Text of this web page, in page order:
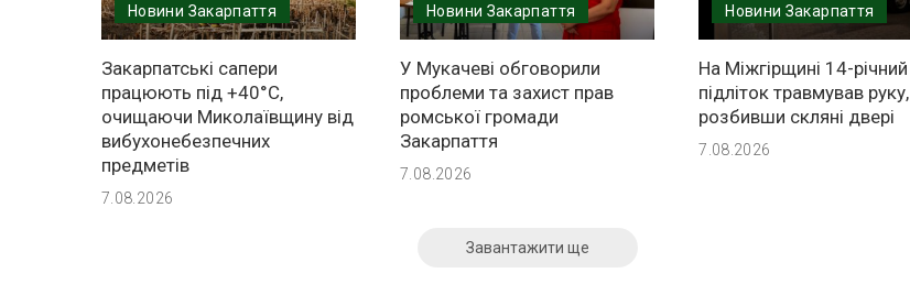
Новини Закарпаття
Закарпатські сапери
працюють під +40°C,
очищаючи Миколаївщину від
вибухонебезпечних
предметів
7.08.2026
Новини Закарпаття
У Мукачеві обговорили
проблеми та захист прав
ромської громади
Закарпаття
7.08.2026
Новини Закарпаття
На Міжгірщині 14-річний
підліток травмував руку,
розбивши скляні двері
7.08.2026
Завантажити ще